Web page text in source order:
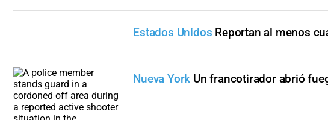
Estados Unidos Reportan al menos
Nueva York Un francotirador abrió